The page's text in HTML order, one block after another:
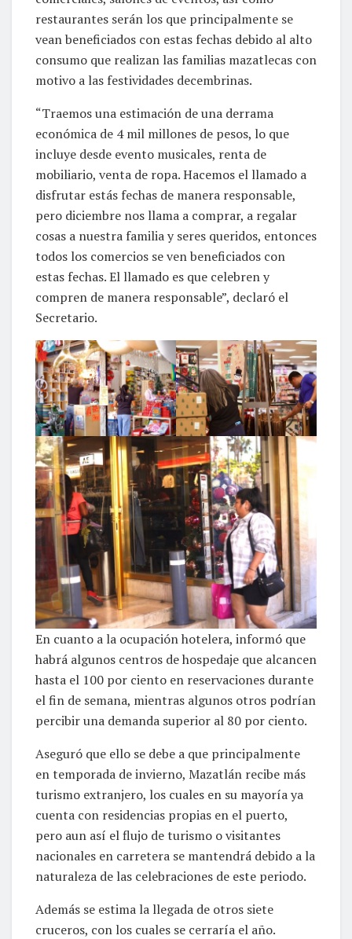
restaurantes serán los que principalmente se
vean beneficiados con estas fechas debido al alto
consumo que realizan las familias mazatlecas con
motivo a las festividades decembrinas.
“Traemos una estimación de una derrama
económica de 4 mil millones de pesos, lo que
incluye desde evento musicales, renta de
mobiliario, venta de ropa. Hacemos el llamado a
disfrutar estás fechas de manera responsable,
pero diciembre nos llama a comprar, a regalar
cosas a nuestra familia y seres queridos, entonces
todos los comercios se ven beneficiados con
estas fechas. El llamado es que celebren y
compren de manera responsable”, declaró el
Secretario.
En cuanto a la ocupación hotelera, informó que
habrá algunos centros de hospedaje que alcancen
hasta el 100 por ciento en reservaciones durante
el fin de semana, mientras algunos otros podrían
percibir una demanda superior al 80 por ciento.
Aseguró que ello se debe a que principalmente
en temporada de invierno, Mazatlán recibe más
turismo extranjero, los cuales en su mayoría ya
cuenta con residencias propias en el puerto,
pero aun así el flujo de turismo o visitantes
nacionales en carretera se mantendrá debido a la
naturaleza de las celebraciones de este periodo.
Además se estima la llegada de otros siete
cruceros, con los cuales se cerraría el año.